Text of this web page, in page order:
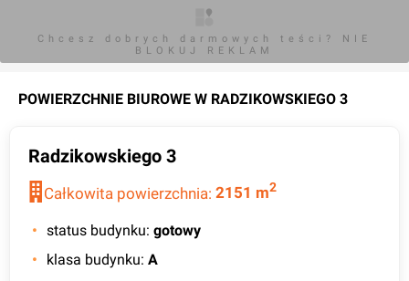
Chcesz dobrych darmowych teści? NIE
BLOKUJ REKLAM
POWIERZCHNIE BIUROWE W RADZIKOWSKIEGO 3
Radzikowskiego 3
Całkowita powierzchnia: 2151 m2
status budynku: gotowy
klasa budynku: A